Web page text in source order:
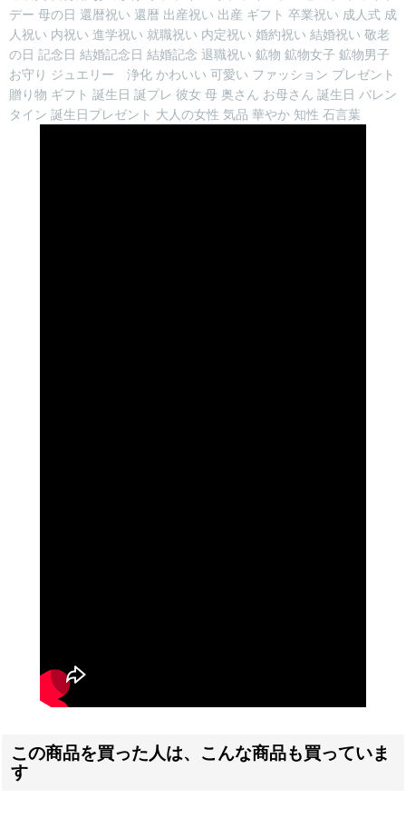
デー 母の日 還暦祝い 還暦 出産祝い 出産 ギフト 卒業祝い 成人式 成
人祝い 内祝い 進学祝い 就職祝い 内定祝い 婚約祝い 結婚祝い 敬老
の日 記念日 結婚記念日 結婚記念 退職祝い 鉱物 鉱物女子 鉱物男子
お守り ジュエリー 浄化 かわいい 可愛い ファッション プレゼント
贈り物 ギフト 誕生日 誕プレ 彼女 母 奥さん お母さん 誕生日 バレン
タイン 誕生日プレゼント 大人の女性 気品 華やか 知性 石言葉
この商品を買った人は、こんな商品も買っていま
す